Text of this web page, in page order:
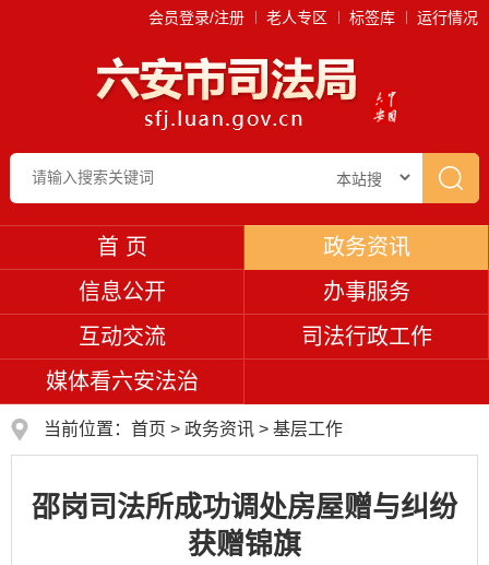
会员登录/注册 老人专区 标签库 运行情况
首 页
政务资讯
信息公开
办事服务
互动交流
司法行政工作
媒体看六安法治
当前位置： 首页 > 政务资讯 > 基层工作
邵岗司法所成功调处房屋赠与纠纷
获赠锦旗